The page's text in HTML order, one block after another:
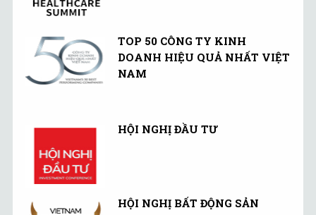
TOP 50 CÔNG TY KINH
DOANH HIỆU QUẢ NHẤT VIỆT
NAM
HỘI NGHỊ ĐẦU TƯ
HỘI NGHỊ BẤT ĐỘNG SẢN